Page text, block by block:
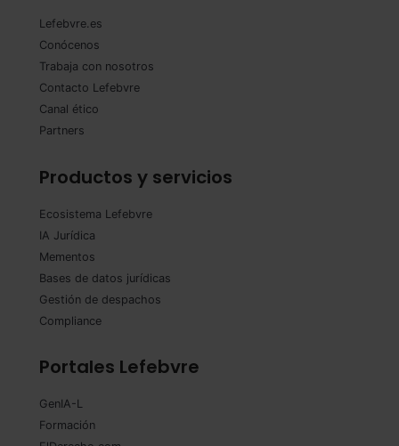
Lefebvre.es
Conócenos
Trabaja con nosotros
Contacto Lefebvre
Canal ético
Partners
Productos y servicios
Ecosistema Lefebvre
IA Jurídica
Mementos
Bases de datos jurídicas
Gestión de despachos
Compliance
Portales Lefebvre
GenIA-L
Formación